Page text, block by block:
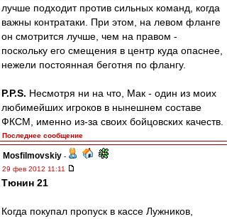
лучше подходит против сильных команд, когда
важны контратаки. При этом, на левом фланге
он смотрится лучше, чем на правом -
поскольку его смещения в центр куда опаснее,
нежели постоянная беготня по флангу.
P.P.S. Несмотря ни на что, Мак - один из моих
любимейших игроков в нынешнем составе
ФКСМ, именно из-за своих бойцовских качеств.
Последнее сообщение
Mosfilmovskiy -
29 фев 2012 11:11
Тюнин 21
Когда покупал пропуск в кассе Лужников,